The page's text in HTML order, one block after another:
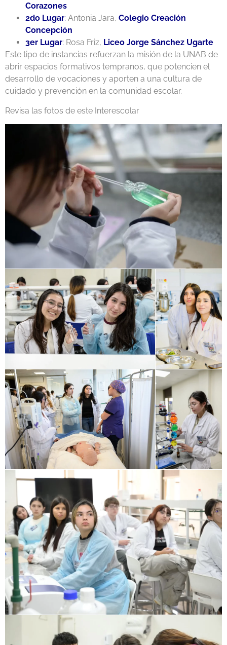
Corazones
2do Lugar: Antonia Jara, Colegio Creación
Concepción
3er Lugar: Rosa Friz, Liceo Jorge Sánchez Ugarte
Este tipo de instancias refuerzan la misión de la UNAB de
abrir espacios formativos tempranos, que potencien el
desarrollo de vocaciones y aporten a una cultura de
cuidado y prevención en la comunidad escolar.
Revisa las fotos de este Interescolar